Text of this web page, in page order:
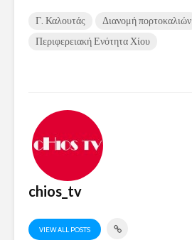
Γ. Καλουτάς
Διανομή πορτοκαλιών
Περιφερειακή Ενότητα Χίου
chios_tv
VIEW ALL POSTS